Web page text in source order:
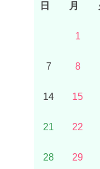
日 月
1
7 8
14 15
21 22
28 29